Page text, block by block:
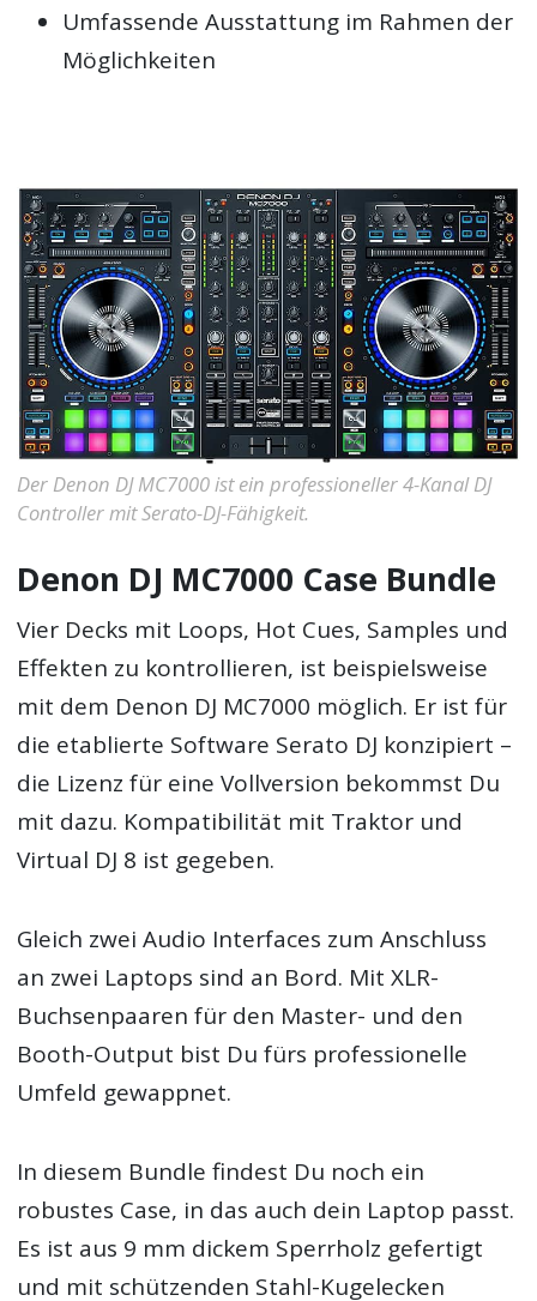
Umfassende Ausstattung im Rahmen der
Möglichkeiten
Der Denon DJ MC7000 ist ein professioneller 4-Kanal DJ
Controller mit Serato-DJ-Fähigkeit.
Denon DJ MC7000 Case Bundle
Vier Decks mit Loops, Hot Cues, Samples und
Effekten zu kontrollieren, ist beispielsweise
mit dem Denon DJ MC7000 möglich. Er ist für
die etablierte Software Serato DJ konzipiert –
die Lizenz für eine Vollversion bekommst Du
mit dazu. Kompatibilität mit Traktor und
Virtual DJ 8 ist gegeben.
Gleich zwei Audio Interfaces zum Anschluss
an zwei Laptops sind an Bord. Mit XLR-
Buchsenpaaren für den Master- und den
Booth-Output bist Du fürs professionelle
Umfeld gewappnet.
In diesem Bundle findest Du noch ein
robustes Case, in das auch dein Laptop passt.
Es ist aus 9 mm dickem Sperrholz gefertigt
und mit schützenden Stahl-Kugelecken